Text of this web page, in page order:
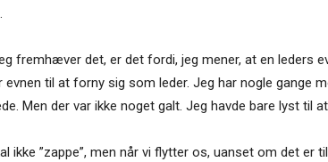
fremhæver det, er det fordi, jeg mener, at en leders
evnen til at forny sig som leder. Jeg har nogle gange
Men der var ikke noget galt. Jeg havde bare lyst til
ikke ”zappe”, men når vi flytter os, uanset om det er